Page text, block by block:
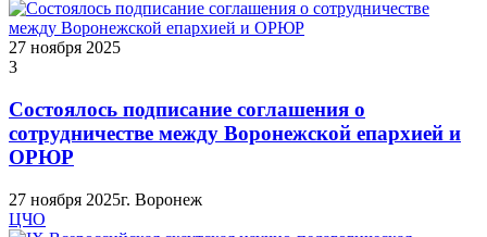
27 ноября 2025
3
Состоялось подписание соглашения о
сотрудничестве между Воронежской епархией и
ОРЮР
27 ноября 2025г. Воронеж
ЦЧО